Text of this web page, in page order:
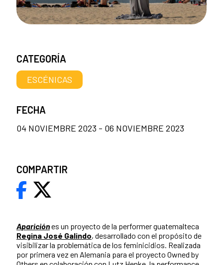
Apariciónes un proyecto de la performer guatemalteca
Regina José Galindo, desarrollado con el propósito de
visibilizar la problemática de los feminicidios. Realizada
por primera vez en Alemania para el proyecto Owned by
CATEGORÍA
ESCÉNICAS
FECHA
04 NOVIEMBRE 2023 - 06 NOVIEMBRE 2023
COMPARTIR